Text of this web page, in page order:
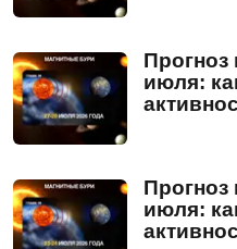
Прогноз
июля:
Прогноз
июля: